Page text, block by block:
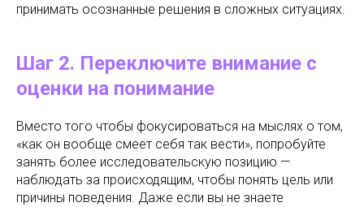
принимать осознанные решения в сложных ситуациях.
Шаг 2. Переключите внимание с
оценки на понимание
Вместо того чтобы фокусироваться на мыслях о том,
«как он вообще смеет себя так вести», попробуйте
занять более исследовательскую позицию —
наблюдать за происходящим, чтобы понять цель или
причины поведения. Даже если вы не знаете